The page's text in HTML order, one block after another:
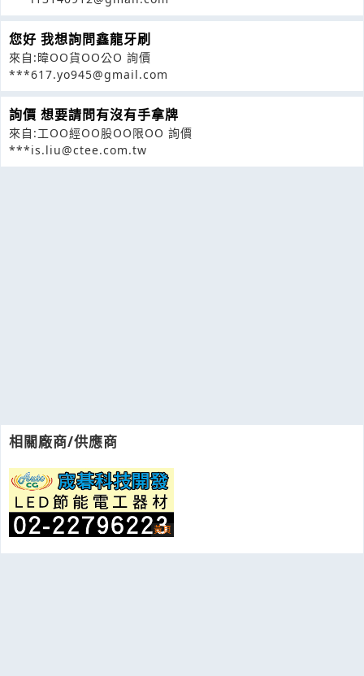
相關廠商/供應商
您好 我想詢問鑫龍牙刷
來自:暐OO貨OO公O 詢價
***617.yo945@gmail.com
詢價 想要請問有沒有手拿牌
來自:工OO經OO股OO限OO 詢價
***is.liu@ctee.com.tw